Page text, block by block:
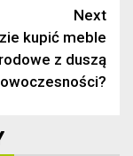
Next
kupić meble
z duszą